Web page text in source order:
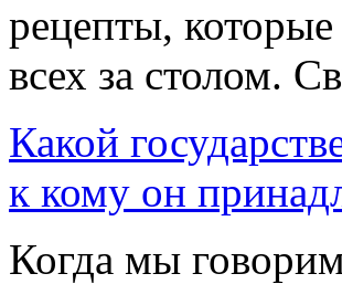
рецепты,
всех за столом.
Какой
к кому он
Когда мы